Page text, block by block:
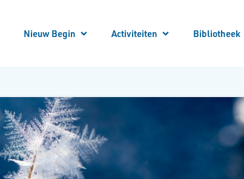
Nieuw Begin
Nieuw Begin Overzicht
Kennismaken
Kennis opdoen
Bekeren
Begeleid worden
Begeleider worden
Locatie bezoeken
Activiteiten Bibliotheek